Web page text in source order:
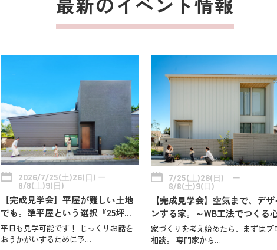
2026/7/25(土)26(日) ー
8/8(土)9(日)
【完成見学会】平屋が難しい土地
でも。準平屋という選択『25坪…
平日も見学可能です！ じっくりお話を
おうかがいするために予…
7/25(土)26(日) ー
8/8(土)9(日)
【完成見学会】空気まで、デザ
ンする家。～WB工法でつくる
家づくりを考え始めたら、まずはプ
相談。 専門家から…